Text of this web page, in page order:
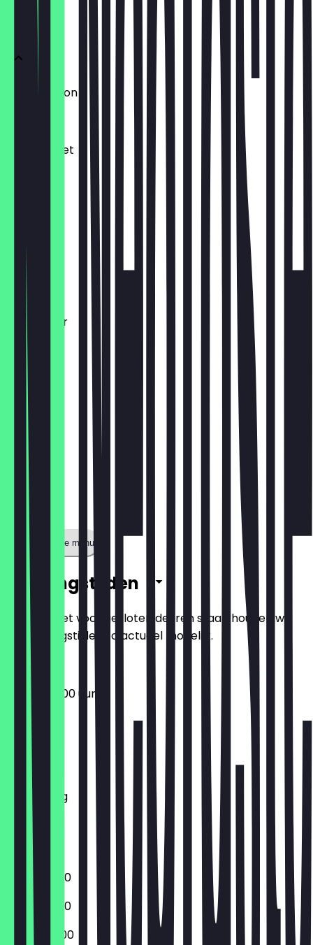
DRAFT BEER
Funky Falcon
Green Bullet
Ratsherrn
€ 3,50
Bayreuther
€ 3,00
Toon volledige menu
Openingstijden
Zodat je niet voor gesloten deuren staat, houden we
de openingstijden zo actueel mogelijk.
14:00 - 04:00 uur
Maandag
Dinsdag
Woensdag
Donderdag
Vrijdag
Zaterdag
14:00 - 01:00
14:00 - 01:00
14:00 - 02:00